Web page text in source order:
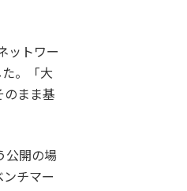
ットワー
。「大
まま基
公開の場
チマー